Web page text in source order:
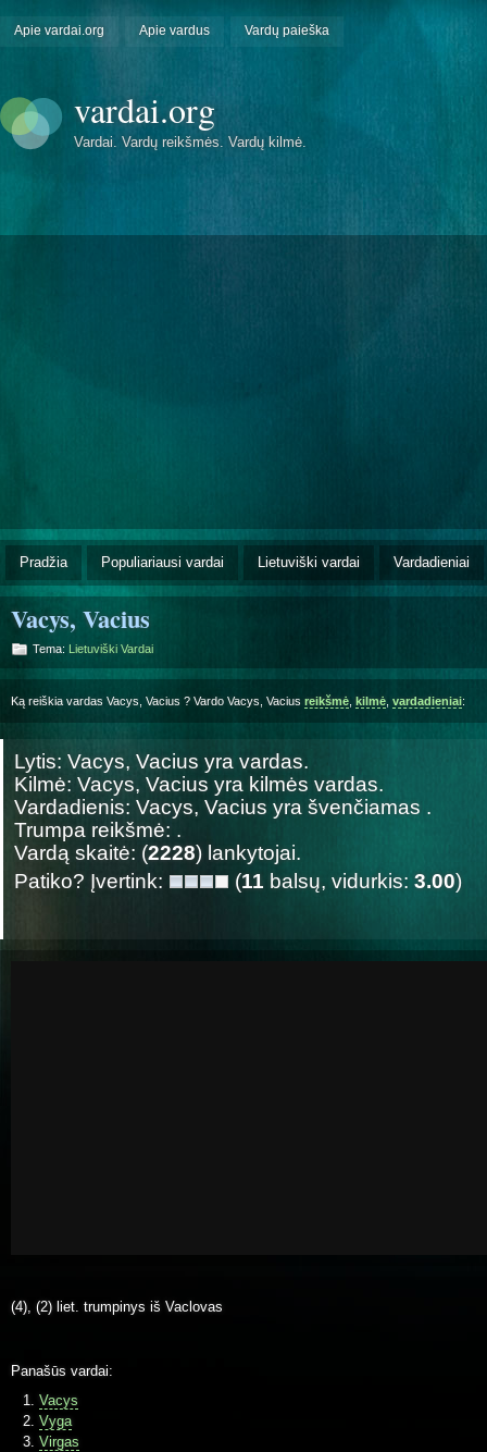
Apie vardai.org Apie vardus Vardų paieška
vardai.org
Vardai. Vardų reikšmės. Vardų kilmė.
Pradžia Populiariausi vardai Lietuviški vardai Vardadieniai
Vacys, Vacius
Tema: Lietuviški Vardai
Ką reiškia vardas Vacys, Vacius ? Vardo Vacys, Vacius reikšmė kilmė vardadieniai:
Lytis: Vacys, Vacius yra vardas.
Kilmė: Vacys, Vacius yra kilmės vardas.
Vardadienis: Vacys, Vacius yra švenčiamas .
Trumpa reikšmė: .
Vardą skaitė: (2228) lankytojai.
Patiko? Įvertink:
(11 balsų, vidurkis: 3.00)
(4), (2) liet. trumpinys iš Vaclovas
Panašūs vardai:
Vacys
Vyga
Virgas